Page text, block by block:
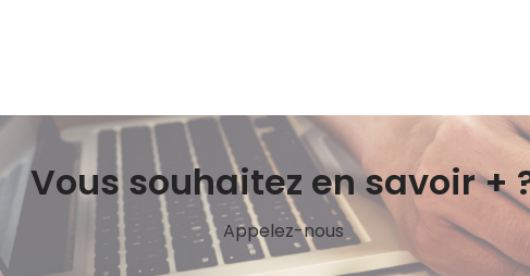
Vous souhaitez en savoir +
Appelez-nous